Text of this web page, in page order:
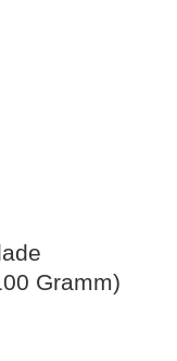
Gramm)